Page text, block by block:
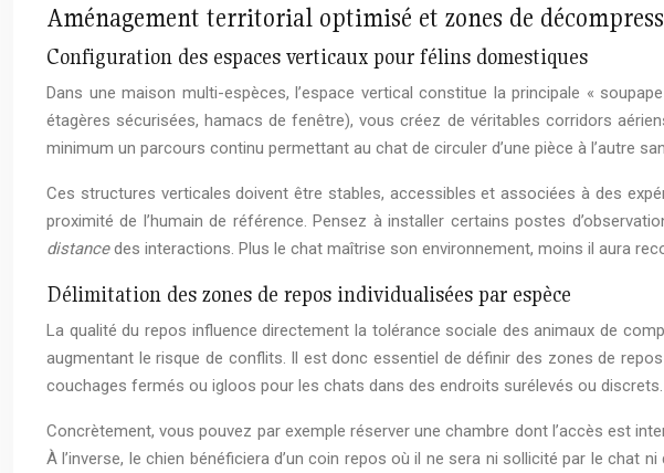
Aménagement territorial optimisé et zones de
Configuration des espaces verticaux pour félins domestiques
Dans une maison multi-espèces, l’espace vertical constitue la principale «
étagères sécurisées, hamacs de fenêtre), vous créez de véritables corridors
minimum un parcours continu permettant au chat de circuler d’une pièce à l’autre
Ces structures verticales doivent être stables, accessibles et associées à des
proximité de l’humain de référence. Pensez à installer certains postes
distancedes interactions. Plus le chat maîtrise son environnement, moins il aura
Délimitation des zones de repos individualisées par espèce
La qualité du repos influence directement la tolérance sociale des animaux de
augmentant le risque de conflits. Il est donc essentiel de définir des zones de
couchages fermés ou igloos pour les chats dans des endroits surélevés ou
Concrètement, vous pouvez par exemple réserver une chambre dont l’accès est
À l’inverse, le chien bénéficiera d’un coin repos où il ne sera ni sollicité par le